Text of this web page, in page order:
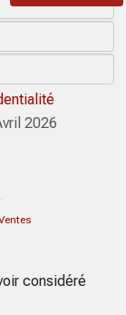
2026
considéré